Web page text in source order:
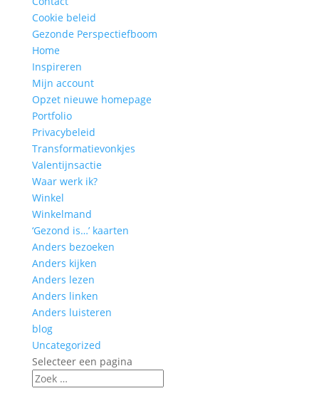
Cookie beleid
Gezonde Perspectiefboom
Home
Inspireren
Mijn account
Opzet nieuwe homepage
Portfolio
Privacybeleid
Transformatievonkjes
Valentijnsactie
Waar werk ik?
Winkel
Winkelmand
‘Gezond is…’ kaarten
Anders bezoeken
Anders kijken
Anders lezen
Anders linken
Anders luisteren
blog
Uncategorized
Selecteer een pagina